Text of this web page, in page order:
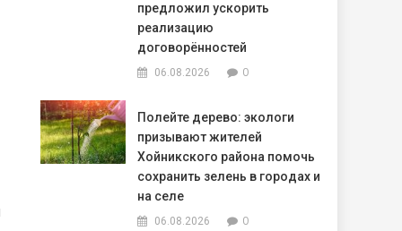
предложил ускорить
реализацию
договорённостей
06.08.2026 0
Полейте дерево: экологи
призывают жителей
Хойникского района помочь
сохранить зелень в городах и
на селе
06.08.2026 0